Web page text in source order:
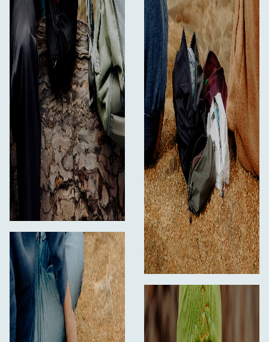
slitesterk UHMPE-tråd
Materialer - ultralette nettingpakningskuber
Ultralett 180 g Powernet-nylonstretchnett er
Bluesign-godkjent
Slitesterk #5 glidelås"
Hva er i esken"1x ultralett pakkekube (bærestropp
selges separat)"
Påvirket av PFAS
Ikke påvirket